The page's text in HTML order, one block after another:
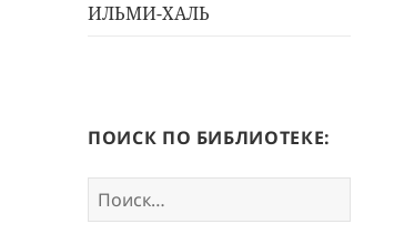
ИЛЬМИ-ХАЛЬ
ПОИСК ПО БИБЛИОТЕКЕ:
Найти: